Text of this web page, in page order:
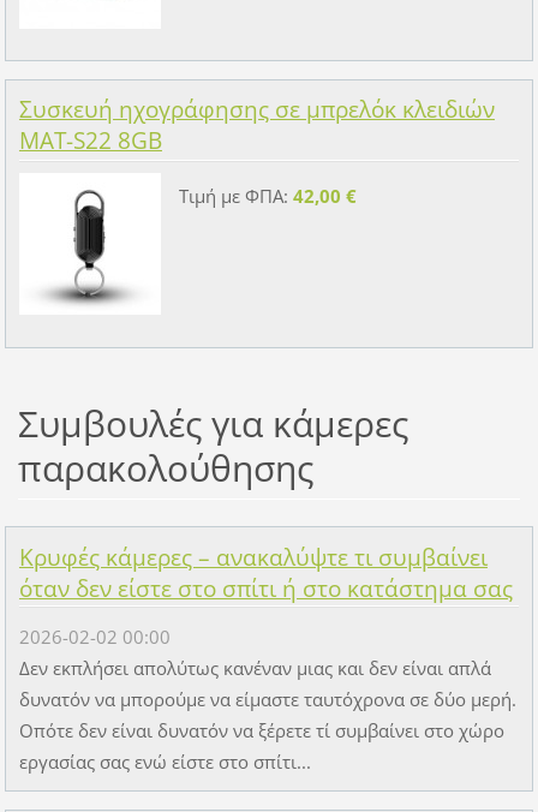
Συσκευή ηχογράφησης σε μπρελόκ κλειδιών
MAT-S22 8GB
Τιμή με ΦΠΑ: 42,00 €
Συμβουλές για κάμερες
παρακολούθησης
Κρυφές κάμερες – ανακαλύψτε τι συμβαίνει
όταν δεν είστε στο σπίτι ή στο κατάστημα σας
2026-02-02 00:00
Δεν εκπλήσει απολύτως κανέναν μιας και δεν είναι απλά
δυνατόν να μπορούμε να είμαστε ταυτόχρονα σε δύο μερή.
Οπότε δεν είναι δυνατόν να ξέρετε τί συμβαίνει στο χώρο
εργασίας σας ενώ είστε στο σπίτι...